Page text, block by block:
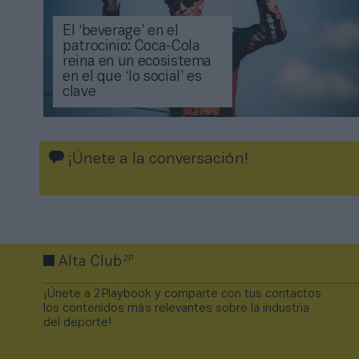
El ‘beverage’ en el
patrocinio: Coca-Cola
reina en un ecosistema
en el que ‘lo social’ es
clave
¡Únete a la conversación!
Alta Club2P
¡Únete a 2Playbook y comparte con tus contactos
los contenidos más relevantes sobre la industria
del deporte!